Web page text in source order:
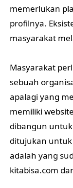
memerlukan
profilnya.
masyarakat
Masyarakat
sebuah
apalagi yang
memiliki
dibangun
ditujukan
adalah yang
kitabisa.com